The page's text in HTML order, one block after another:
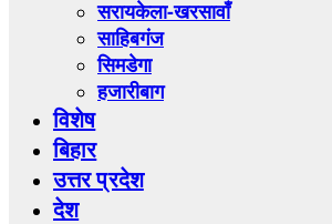
सरायकेला-खरसावाँ
साहिबगंज
सिमडेगा
हजारीबाग
विशेष
बिहार
उत्तर प्रदेश
देश